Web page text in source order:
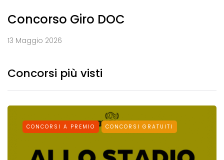
Concorso Giro DOC
13 Maggio 2026
Concorsi più visti
CONCORSI A PREMIO CONCORSI GRATUITI